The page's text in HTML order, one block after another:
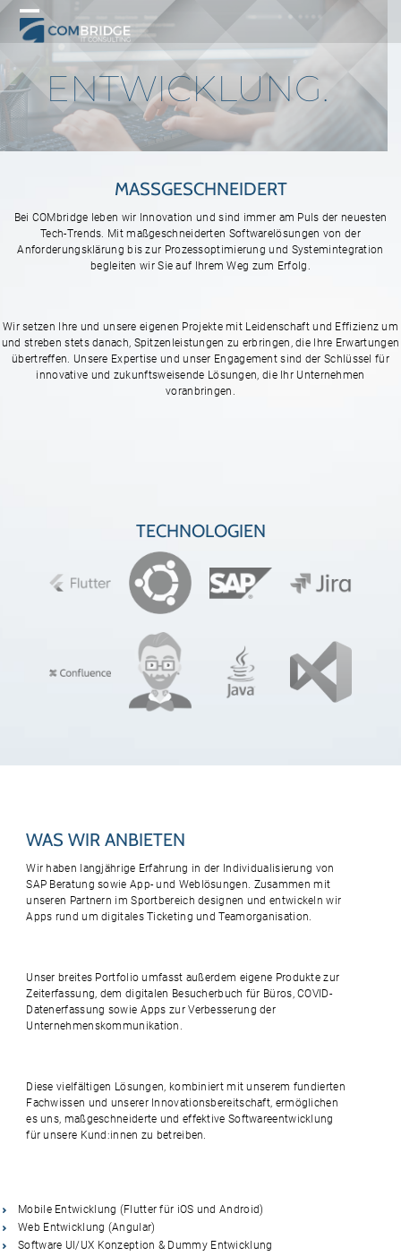
Skip
contentOpen
mobile
menu
Close
mobile
menuENTWICKLUNG.
MASSGESCHNEIDERT
Bei COMbridge leben wir Innovation und sind immer am Puls der neuesten
Tech-Trends. Mit maßgeschneiderten Softwarelösungen von der
Anforderungsklärung bis zur Prozessoptimierung und Systemintegration
begleiten wir Sie auf Ihrem Weg zum Erfolg.
Wir setzen Ihre und unsere eigenen Projekte mit Leidenschaft und Effizienz um
und streben stets danach, Spitzenleistungen zu erbringen, die Ihre Erwartungen
übertreffen. Unsere Expertise und unser Engagement sind der Schlüssel für
innovative und zukunftsweisende Lösungen, die Ihr Unternehmen
voranbringen.
TECHNOLOGIEN
WAS WIR ANBIETEN
Wir haben langjährige Erfahrung in der Individualisierung von
SAP Beratung sowie App- und Weblösungen. Zusammen mit
unseren Partnern im Sportbereich designen und entwickeln wir
Apps rund um digitales Ticketing und Teamorganisation.
Unser breites Portfolio umfasst außerdem eigene Produkte zur
Zeiterfassung, dem digitalen Besucherbuch für Büros, COVID-
Datenerfassung sowie Apps zur Verbesserung der
Unternehmenskommunikation.
Diese vielfältigen Lösungen, kombiniert mit unserem fundierten
Fachwissen und unserer Innovationsbereitschaft, ermöglichen
es uns, maßgeschneiderte und effektive Softwareentwicklung
für unsere Kund:innen zu betreiben.
Mobile Entwicklung (Flutter für iOS und Android)
Web Entwicklung (Angular)
Software UI/UX Konzeption & Dummy Entwicklung